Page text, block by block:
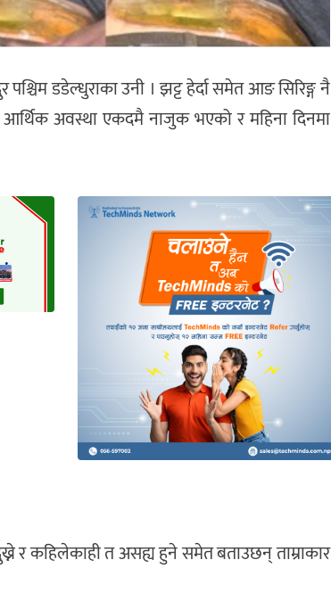
डडेल्धुराका उनी । झट्ट हेर्दा समेत आङ सिरिङ्ग नै
अवस्था एकदमै नाजुक भएको र महिना दिनमा
र कहिलेकाही त असह्य हुने समेत बताउछन् ताम्राकार